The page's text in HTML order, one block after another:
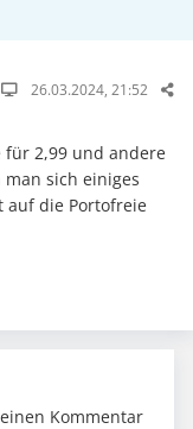
26.03.2024, 21:52
für 2,99 und andere
sich einiges
auf die Portofreie
Kommentar